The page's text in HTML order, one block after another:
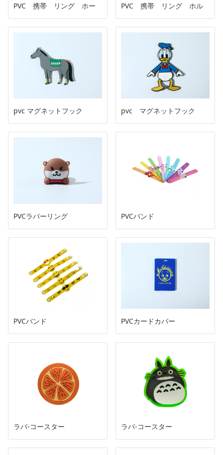
PVC 携帯 リング ホー
ルダー
PVC 携帯 リング ホル
ダー
pvc マグネットフック pvc マグネットフック
PVCラバーリング PVCバンド
PVCバンド PVCカードカバー
ラバ-コースター ラバ-コースター